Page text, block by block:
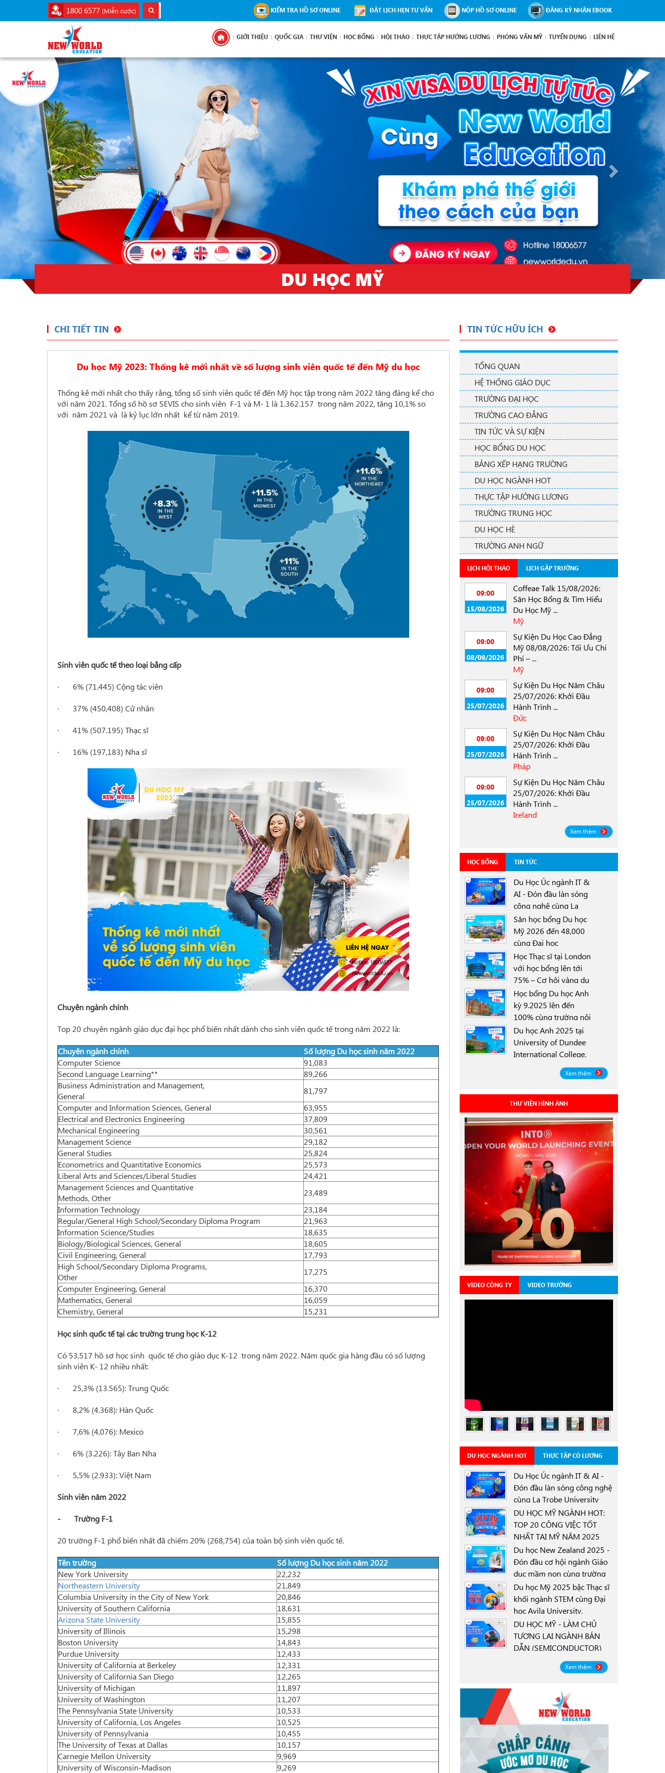
1800 6577 (Miễn cước) KIỂM TRA HỒ SƠ ONLINE ĐẶT LỊCH HẸN TƯ VẤN NỘP HỒ SƠ ONLINE ĐĂNG KÝ NHẬN EBOOK
GIỚI THIỆU QUỐC GIA THƯ VIỆN HỌC BỔNG HỘI THẢO THỰC TẬP HƯỞNG LƯƠNG PHỎNG VẤN MỸ TUYỂN DỤNG LIÊN HỆ
Previous Next
DU HỌC MỸ
CHI TIẾT TIN
Du học Mỹ 2023: Thống kê mới nhất về số lượng sinh viên quốc tế đến Mỹ du học
Thống kê mới nhất cho thấy rằng, tổng số sinh viên quốc tế đến Mỹ học tập trong năm 2022 tăng đáng kể cho
với năm 2021. Tổng số hồ sơ SEVIS cho sinh viên F-1 và M- 1 là 1.362.157 trong năm 2022, tăng 10,1% so
với năm 2021 và là kỷ lục lớn nhất kể từ năm 2019.
Sinh viên quốc tế theo loại bằng cấp
· 6% (71.445) Cộng tác viên
· 37% (450,408) Cử nhân
· 41% (507.195) Thạc sĩ
· 16% (197,183) Nha sĩ
Chuyên ngành chính
Top 20 chuyên ngành giáo dục đại học phổ biến nhất dành cho sinh viên quốc tế trong năm 2022 là:
Chuyên ngành chính
Số lượng Du học sinh năm 2022
Computer Science
91,083
Second Language Learning**
89,266
Business Administration and Management,
General
81,797
Computer and Information Sciences, General
63,955
Electrical and Electronics Engineering
37,809
Mechanical Engineering
30,561
Management Science
29,182
General Studies
25,824
Econometrics and Quantitative Economics
25,573
Liberal Arts and Sciences/Liberal Studies
24,421
Management Sciences and Quantitative
Methods, Other
23,489
Information Technology
23,184
Regular/General High School/Secondary Diploma Program
21,963
Information Science/Studies
18,635
Biology/Biological Sciences, General
18,605
Civil Engineering, General
17,793
High School/Secondary Diploma Programs,
Other
17,275
Computer Engineering, General
16,370
Mathematics, General
16,059
Chemistry, General
15,231
Học sinh quốc tế tại các trường trung học K-12
Có 53,517 hồ sơ học sinh quốc tế cho giáo dục K-12 trong năm 2022. Năm quốc gia hàng đầu có số lượng
sinh viên K- 12 nhiều nhất:
· 25,3% (13.565): Trung Quốc
· 8,2% (4.368): Hàn Quốc
· 7,6% (4,076): Mexico
· 6% (3.226): Tây Ban Nha
· 5,5% (2.933): Việt Nam
Sinh viên năm 2022
- Trường F-1
20 trường F-1 phổ biến nhất đã chiếm 20% (268,754) của toàn bộ sinh viên quốc tế.
Tên trường
Số lượng Du học sinh năm 2022
New York University
22,232
Northeastern University
21,849
Columbia University in the City of New York
20,846
University of Southern California
18,631
Arizona State University
15,855
University of Illinois
15,298
Boston University
14,843
Purdue University
12,433
University of California at Berkeley
12,331
University of California San Diego
12,265
University of Michigan
11,897
University of Washington
11,207
The Pennsylvania State University
10,533
University of California, Los Angeles
10,525
University of Pennsylvania
10,455
The University of Texas at Dallas
10,157
Carnegie Mellon University
9,969
University of Wisconsin-Madison
9,269
TIN TỨC HỮU ÍCH
TỔNG QUAN
HỆ THỐNG GIÁO DỤC
TRƯỜNG ĐẠI HỌC
TRƯỜNG CAO ĐẲNG
TIN TỨC VÀ SỰ KIỆN
HỌC BỔNG DU HỌC
BẢNG XẾP HẠNG TRƯỜNG
DU HỌC NGÀNH HOT
THỰC TẬP HƯỞNG LƯƠNG
TRƯỜNG TRUNG HỌC
DU HỌC HÈ
TRƯỜNG ANH NGỮ
LỊCH HỘI THẢO LỊCH GẶP TRƯỜNG
09:00
15/08/2026
Coffeae Talk 15/08/2026:
Săn Học Bổng & Tìm Hiểu
Du Học Mỹ ...
Mỹ
09:00
08/08/2026
Sự Kiện Du Học Cao Đẳng
Mỹ 08/08/2026: Tối Ưu Chi
Phí – ...
Mỹ
09:00
25/07/2026
Sự Kiện Du Học Năm Châu
25/07/2026: Khởi Đầu
Hành Trình ...
Đức
09:00
25/07/2026
Sự Kiện Du Học Năm Châu
25/07/2026: Khởi Đầu
Hành Trình ...
Pháp
09:00
25/07/2026
Sự Kiện Du Học Năm Châu
25/07/2026: Khởi Đầu
Hành Trình ...
Ireland
Xem thêm
HỌC BỔNG TIN TỨC
Du Học Úc ngành IT &
AI - Đón đầu làn sóng
công nghệ cùng La
Trobe University
Sydney Campus với
học bổng 30%
Săn học bổng Du học
Mỹ 2026 đến 48,000
cùng Đại học
University of North
Texas (UNT)
Học Thạc sĩ tại London
với học bổng lên tới
75% – Cơ hội vàng du
học Anh 2025
Học bổng Du học Anh
kỳ 9.2025 lên đến
100% cùng trường nội
trú Worthgate School
Canterbury
Du học Anh 2025 tại
University of Dundee
International College,
Scotland ICD - Lộ trình
linh hoạt, học bổng
Xem thêm
THƯ VIỆN HÌNH ẢNH
VIDEO CÔNG TY VIDEO TRƯỜNG
DU HỌC NGÀNH HOT THỰC TẬP CÓ LƯƠNG
Du Học Úc ngành IT & AI -
Đón đầu làn sóng công nghệ
cùng La Trobe University
Sydney Campus với học
bổng 30%
0000-00-00
DU HỌC MỸ NGÀNH HOT:
TOP 20 CÔNG VIỆC TỐT
NHẤT TẠI MỸ NĂM 2025
Du học New Zealand 2025 -
Đón đầu cơ hội ngành Giáo
dục mầm non cùng trường
New Zealand Tertiary
College NZTC
Du học Mỹ 2025 bậc Thạc sĩ
khối ngành STEM cùng Đại
học Avila University,
Goodyear, Arizona
0000-00-00
DU HỌC MỸ - LÀM CHỦ
TƯƠNG LAI NGÀNH BÁN
DẪN (SEMICONDUCTOR)
CÙNG ĐẠI HỌC OREGON
STATE UNIVERSITY OSU
Xem thêm